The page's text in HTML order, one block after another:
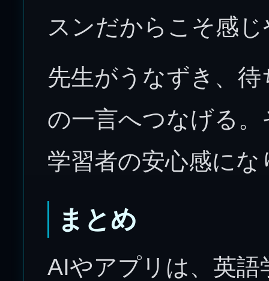
スンだからこそ感
先生がうなずき、
の一言へつなげる
学習者の安心感にな
まとめ
AIやアプリは、英